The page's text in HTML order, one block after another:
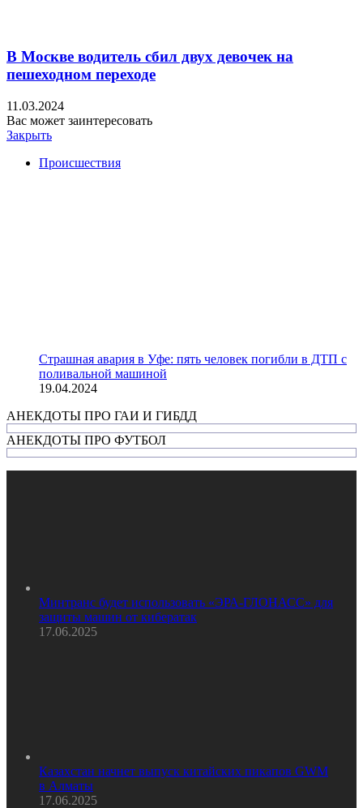
В Москве водитель сбил двух девочек на
пешеходном переходе
11.03.2024
Вас может заинтересовать
Закрыть
Происшествия
Страшная авария в Уфе: пять человек погибли в ДТП с
поливальной машиной
19.04.2024
АНЕКДОТЫ ПРО ГАИ И ГИБДД
АНЕКДОТЫ ПРО ФУТБОЛ
Минтранс будет использовать «ЭРА-ГЛОНАСС» для
защиты машин от кибератак
17.06.2025
Казахстан начнет выпуск китайских пикапов GWM
в Алматы
17.06.2025